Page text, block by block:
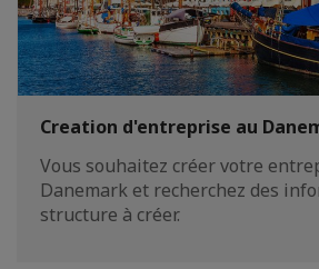
Creation d'entreprise au
Vous souhaitez créer votre
Danemark et recherchez des
structure à créer.